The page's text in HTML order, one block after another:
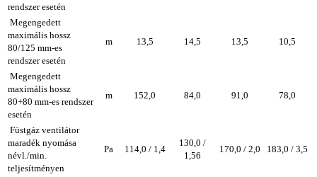
rendszer esetén
Megengedett
maximális hossz
80/125 mm-es
rendszer esetén
m 13,5 14,5 13,5 10,5
Megengedett
maximális hossz
80+80 mm-es rendszer
esetén
m 152,0 84,0 91,0 78,0
Füstgáz ventilátor
maradék nyomása
névl./min.
teljesítményen
Pa 114,0 / 1,4
130,0 /
1,56
170,0 / 2,0 183,0 / 3,5